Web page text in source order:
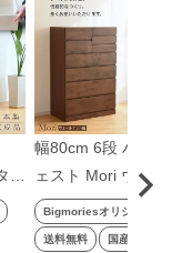
ン
幅80cm 6段 ハイチ
ェスト Mori ウォー
ルナット色 アルダ
材 完成品 国産 チェ
Bigmoriesオリジナル
送料無料 国産